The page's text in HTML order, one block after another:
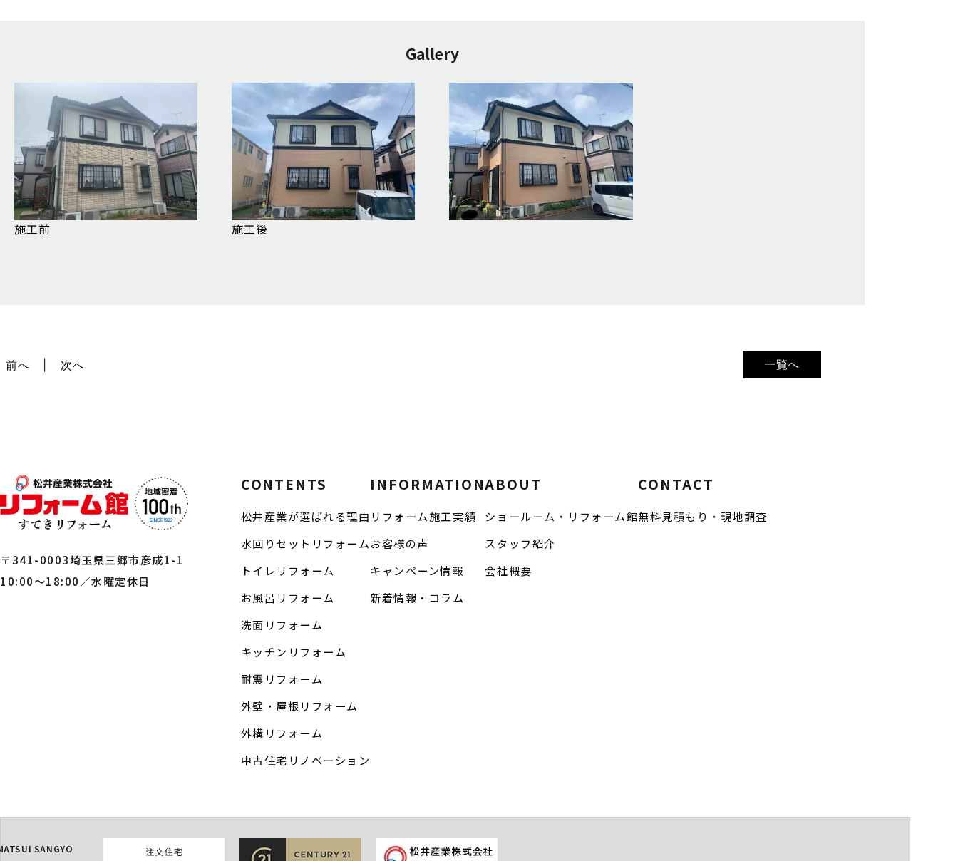
Gallery
施工前 施工後
一覧へ
前へ 次へ
〒341-0003埼玉県三郷市彦成1-1
10:00～18:00／水曜定休日
CONTENTS
松井産業が選ばれる理由
水回りセットリフォーム
トイレリフォーム
お風呂リフォーム
洗面リフォーム
キッチンリフォーム
耐震リフォーム
外壁・屋根リフォーム
外構リフォーム
中古住宅リノベーション
INFORMATION
リフォーム施工実績
お客様の声
キャンペーン情報
新着情報・コラム
ABOUT
ショールーム・リフォーム館
スタッフ紹介
会社概要
CONTACT
無料見積もり・現地調査
SANGYO